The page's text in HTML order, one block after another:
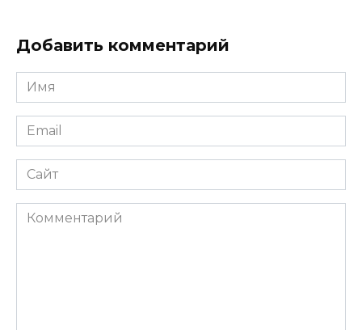
Добавить комментарий
Имя
*
Email
*
Сайт
Комментарий